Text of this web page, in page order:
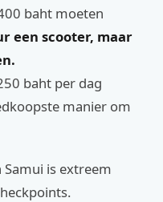
baht moeten
een scooter, maar
baht per dag
manier om
is extreem